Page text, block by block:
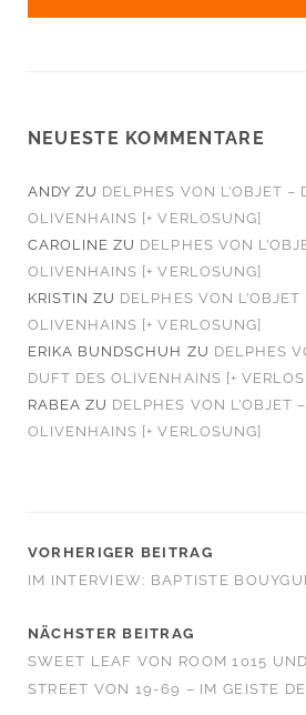
NEUESTE KOMMENTARE
ANDY ZU DELPHES VON L’OBJET –
OLIVENHAINS [+ VERLOSUNG]
CAROLINE ZU DELPHES VON
OLIVENHAINS [+ VERLOSUNG]
KRISTIN ZU DELPHES VON
OLIVENHAINS [+ VERLOSUNG]
ERIKA BUNDSCHUH ZU DELPHES
DUFT DES OLIVENHAINS [+
RABEA ZU DELPHES VON L’OBJET
OLIVENHAINS [+ VERLOSUNG]
VORHERIGER BEITRAG
IM INTERVIEW: BAPTISTE
NÄCHSTER BEITRAG
SWEET LEAF VON ROOM 1015
STREET VON 19-69 – IM GEISTE